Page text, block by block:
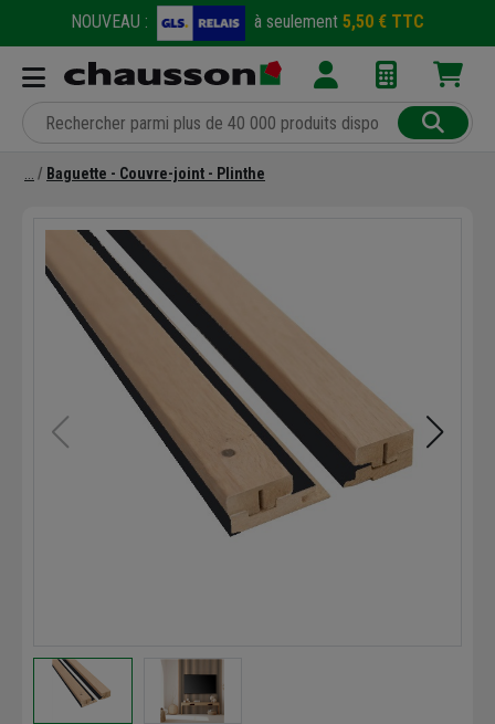
NOUVEAU : à seulement 5,50 € TTC
Baguette - Couvre-joint - Plinthe